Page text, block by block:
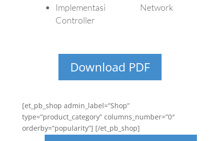
Implementasi Network
Controller
Download PDF
[et_pb_shop admin_label=”Shop”
type=”product_category” columns_number=”0″
orderby=”popularity”] [/et_pb_shop]